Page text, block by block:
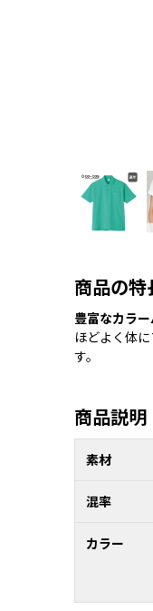
商品の特
豊富なカラ
ほどよく体
す。
商品説明
素材
混率
カラー